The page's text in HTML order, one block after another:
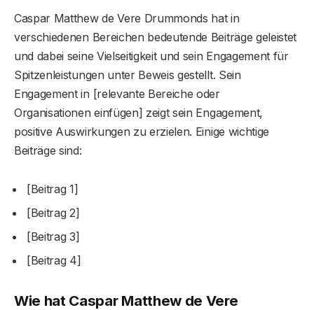
Caspar Matthew de Vere Drummonds hat in
verschiedenen Bereichen bedeutende Beiträge geleistet
und dabei seine Vielseitigkeit und sein Engagement für
Spitzenleistungen unter Beweis gestellt. Sein
Engagement in [relevante Bereiche oder
Organisationen einfügen] zeigt sein Engagement,
positive Auswirkungen zu erzielen. Einige wichtige
Beiträge sind:
[Beitrag 1]
[Beitrag 2]
[Beitrag 3]
[Beitrag 4]
Wie hat Caspar Matthew de Vere